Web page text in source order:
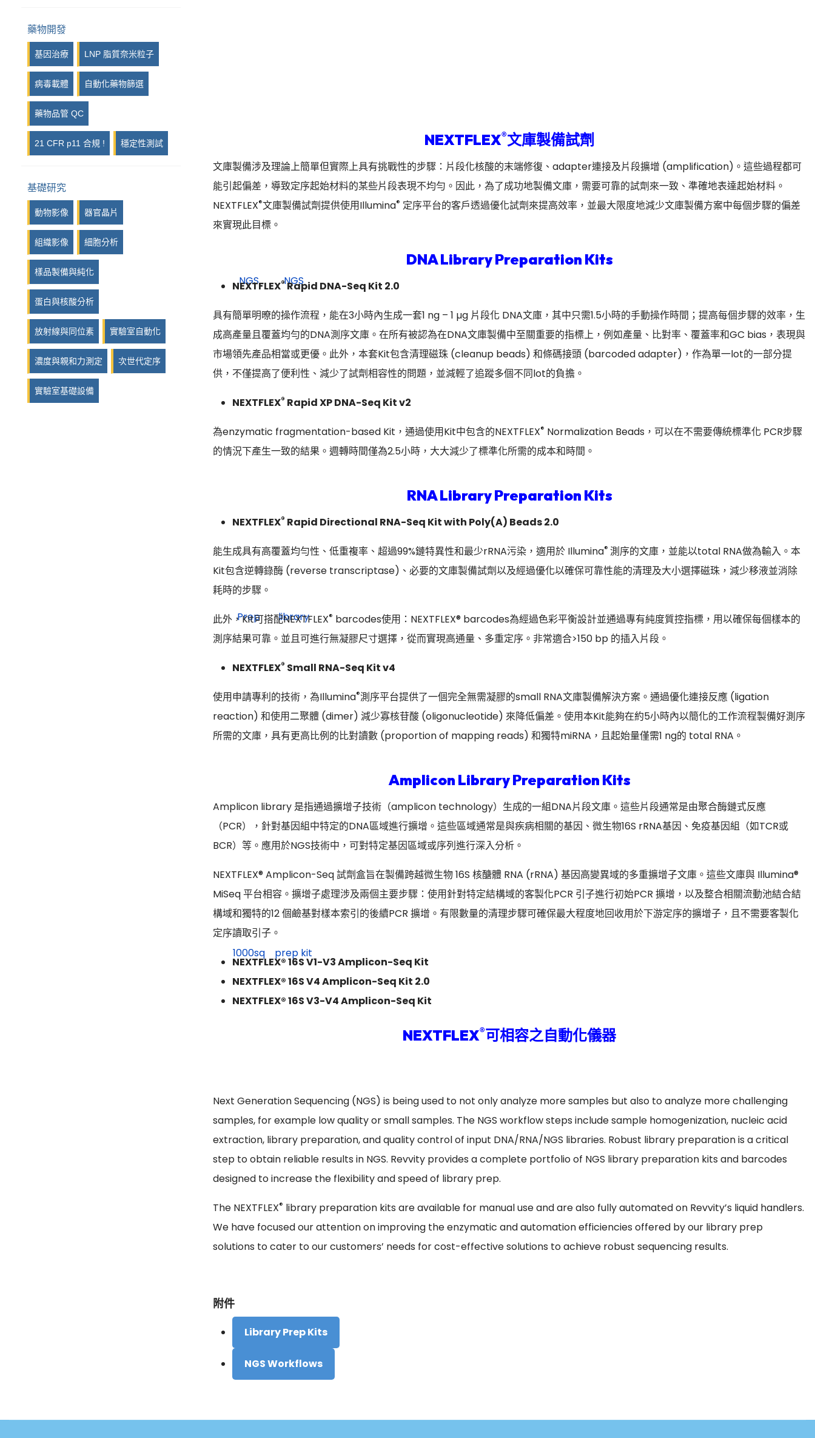
Eraly & Associés
14Culp
藥物開發
基因治療 LNP 脂質奈米粒子
病毒載體 自動化藥物篩選
藥物品管 QC
21 CFR p11 合規 ! 穩定性測試
基礎研究
動物影像 器官晶片
組織影像 細胞分析
樣品製備與純化
蛋白與核酸分析
放射線與同位素 實驗室自動化
濃度與親和力測定 次世代定序
實驗室基礎設備
NEXTFLEX®文庫製備試劑
文庫製備涉及理論上簡單但實際上具有挑戰性的步驟：片段化核酸的末端修復、adapter連接及片段擴增 (amplification)。這些過程都可
能引起偏差，導致定序起始材料的某些片段表現不均勻。因此，為了成功地製備文庫，需要可靠的試劑來一致、準確地表達起始材料。
NEXTFLEX®文庫製備試劑提供使用Illumina® 定序平台的客戶透過優化試劑來提高效率，並最大限度地減少文庫製備方案中每個步驟的偏差
來實現此目標。
DNA Library Preparation Kits
NEXTFLEX®Rapid DNA-Seq Kit 2.0
具有簡單明暸的操作流程，能在3小時內生成一套1 ng – 1 µg 片段化 DNA文庫，其中只需1.5小時的手動操作時間；提高每個步驟的效率，生
成高產量且覆蓋均勻的DNA測序文庫。在所有被認為在DNA文庫製備中至關重要的指標上，例如產量、比對率、覆蓋率和GC bias，表現與
市場領先產品相當或更優。此外，本套Kit包含清理磁珠 (cleanup beads) 和條碼接頭 (barcoded adapter)，作為單一lot的一部分提
供，不僅提高了便利性、減少了試劑相容性的問題，並減輕了追蹤多個不同lot的負擔。
NEXTFLEX® Rapid XP DNA-Seq Kit v2
為enzymatic fragmentation-based Kit，通過使用Kit中包含的NEXTFLEX® Normalization Beads，可以在不需要傳統標準化 PCR步驟
的情況下產生一致的結果。週轉時間僅為2.5小時，大大減少了標準化所需的成本和時間。
RNA Library Preparation Kits
NEXTFLEX® Rapid Directional RNA-Seq Kit with Poly(A) Beads 2.0
能生成具有高覆蓋均勻性、低重複率、超過99%鏈特異性和最少rRNA污染，適用於 Illumina® 測序的文庫，並能以total RNA做為輸入。本
Kit包含逆轉錄酶 (reverse transcriptase)、必要的文庫製備試劑以及經過優化以確保可靠性能的清理及大小選擇磁珠，減少移液並消除
耗時的步驟。
此外，Kit可搭配NEXTFLEX® barcodes使用：NEXTFLEX® barcodes為經過色彩平衡設計並通過專有純度質控指標，用以確保每個樣本的
測序結果可靠。並且可進行無凝膠尺寸選擇，從而實現高通量、多重定序。非常適合>150 bp 的插入片段。
NEXTFLEX® Small RNA-Seq Kit v4
使用申請專利的技術，為Illumina®測序平台提供了一個完全無需凝膠的small RNA文庫製備解決方案。通過優化連接反應 (ligation
reaction) 和使用二聚體 (dimer) 減少寡核苷酸 (oligonucleotide) 來降低偏差。使用本Kit能夠在約5小時內以簡化的工作流程製備好測序
所需的文庫，具有更高比例的比對讀數 (proportion of mapping reads) 和獨特miRNA，且起始量僅需1 ng的 total RNA。
Amplicon Library Preparation Kits
Amplicon library 是指通過擴增子技術（amplicon technology）生成的一組DNA片段文庫。這些片段通常是由聚合酶鏈式反應
（PCR），針對基因組中特定的DNA區域進行擴增。這些區域通常是與疾病相關的基因、微生物16S rRNA基因、免疫基因組（如TCR或
BCR）等。應用於NGS技術中，可對特定基因區域或序列進行深入分析。
NEXTFLEX® Amplicon-Seq 試劑盒旨在製備跨越微生物 16S 核醣體 RNA (rRNA) 基因高變異域的多重擴增子文庫。這些文庫與 Illumina®
MiSeq 平台相容。擴增子處理涉及兩個主要步驟：使用針對特定結構域的客製化PCR 引子進行初始PCR 擴增，以及整合相關流動池結合結
構域和獨特的12 個鹼基對樣本索引的後續PCR 擴增。有限數量的清理步驟可確保最大程度地回收用於下游定序的擴增子，且不需要客製化
定序讀取引子。
NEXTFLEX® 16S V1-V3 Amplicon-Seq Kit
NEXTFLEX® 16S V4 Amplicon-Seq Kit 2.0
NEXTFLEX® 16S V3-V4 Amplicon-Seq Kit
NEXTFLEX®可相容之自動化儀器
Next Generation Sequencing (NGS) is being used to not only analyze more samples but also to analyze more challenging
samples, for example low quality or small samples. The NGS workflow steps include sample homogenization, nucleic acid
extraction, library preparation, and quality control of input DNA/RNA/NGS libraries. Robust library preparation is a critical
step to obtain reliable results in NGS. Revvity provides a complete portfolio of NGS library preparation kits and barcodes
designed to increase the flexibility and speed of library prep.
The NEXTFLEX® library preparation kits are available for manual use and are also fully automated on Revvity’s liquid handlers.
We have focused our attention on improving the enzymatic and automation efficiencies offered by our library prep
solutions to cater to our customers’ needs for cost-effective solutions to achieve robust sequencing results.
附件
Library Prep Kits
NGS Workflows